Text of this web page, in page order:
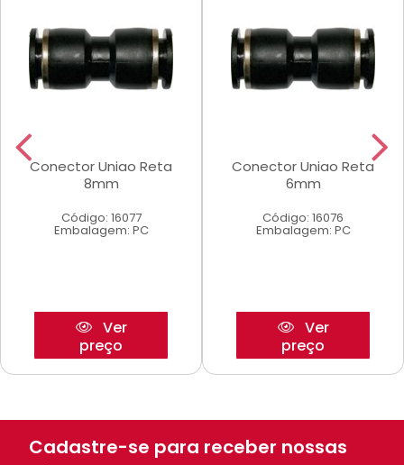
Conector Uniao Reta
8mm
Código: 16077
Embalagem: PC
Ver
preço
Conector Uniao Reta
6mm
Código: 16076
Embalagem: PC
Ver
preço
Cadastre-se para receber nossas